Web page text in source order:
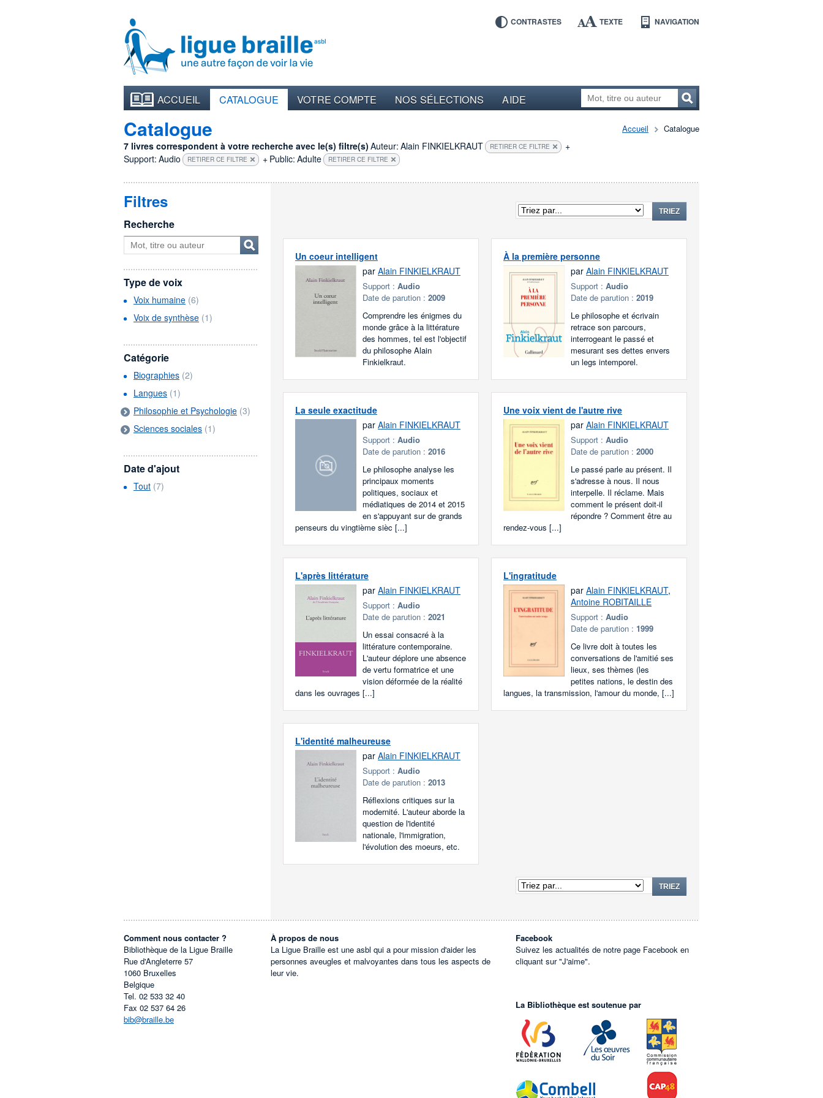
CONTRASTES TEXTE NAVIGATION
ACCUEIL CATALOGUE VOTRE COMPTE NOS SÉLECTIONS AIDE
Accueil Catalogue
Catalogue
7 livres correspondent à votre recherche avec le(s) filtre(s) Auteur: Alain FINKIELKRAUT RETIRER CE FILTRE
+
Support: Audio RETIRER CE FILTRE + Public: Adulte RETIRER CE FILTRE
TRIEZ
Un coeur intelligent
parAlain FINKIELKRAUT
Support :Audio
Date de parution :2009
Comprendre les énigmes du
monde grâce à la littérature
des hommes, tel est l'objectif
du philosophe Alain
Finkielkraut.
À la première personne
par Alain FINKIELKRAUT
Support : Audio
Date de parution : 2019
Le philosophe et écrivain
retrace son parcours,
interrogeant le passé et
mesurant ses dettes envers
un legs intemporel.
La seule exactitude
parAlain FINKIELKRAUT
Support :Audio
Date de parution :2016
Le philosophe analyse les
principaux moments
politiques, sociaux et
médiatiques de 2014 et 2015
en s'appuyant sur de grands
penseurs du vingtième sièc [...]
Une voix vient de l'autre rive
par Alain FINKIELKRAUT
Support : Audio
Date de parution : 2000
Le passé parle au présent. Il
s'adresse à nous. Il nous
interpelle. Il réclame. Mais
comment le présent doit-il
répondre ? Comment être au
rendez-vous [...]
L'après littérature
parAlain FINKIELKRAUT
Support :Audio
Date de parution :2021
Un essai consacré à la
littérature contemporaine.
L'auteur déplore une absence
de vertu formatrice et une
vision déformée de la réalité
dans les ouvrages [...]
L'ingratitude
par Alain FINKIELKRAUT,
Antoine ROBITAILLE
Support : Audio
Date de parution : 1999
Ce livre doit à toutes les
conversations de l'amitié ses
lieux, ses thèmes (les
petites nations, le destin des
langues, la transmission, l'amour du monde, [...]
L'identité malheureuse
parAlain FINKIELKRAUT
Support :Audio
Date de parution :2013
Réflexions critiques sur la
modernité. L'auteur aborde la
question de l'identité
nationale, l'immigration,
l'évolution des moeurs, etc.
TRIEZ
Filtres
Recherche
Type de voix
Voix humaine (6)
Voix de synthèse (1)
Catégorie
Biographies (2)
Langues (1)
Philosophie et Psychologie (3)
Sciences sociales (1)
Date d'ajout
Tout (7)
Comment nous contacter ?
Bibliothèque de la Ligue Braille
Rue d'Angleterre 57
1060 Bruxelles
Belgique
Tel. 02 533 32 40
Fax 02 537 64 26
bib@braille.be
À propos de nous
La Ligue Braille est une asbl qui a pour mission d'aider les
personnes aveugles et malvoyantes dans tous les aspects de
leur vie.
Facebook
Suivez les actualités de notre page Facebook en
cliquant sur "J'aime".
La Bibliothèque est soutenue par